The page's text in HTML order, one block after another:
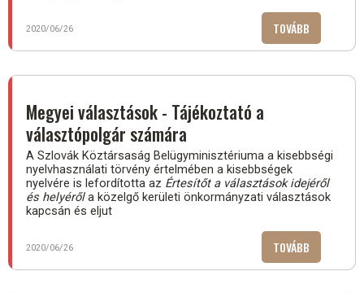
2020/06/26 TOVÁBB
LOPAKODÓ
Megyei választások - Tájékoztató a
választópolgár számára
A Szlovák Köztársaság Belügyminisztériuma a kisebbségi
nyelvhasználati törvény értelmében a kisebbségek
nyelvére is lefordította az Értesítőt a választások idejéről
és helyérőla közelgő kerületi önkormányzati választások
kapcsán és eljut
2020/06/26 TOVÁBB